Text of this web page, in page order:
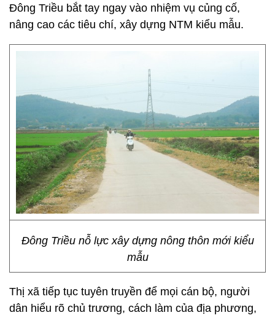
Đông Triều bắt tay ngay vào nhiệm vụ củng cố,
nâng cao các tiêu chí, xây dựng NTM kiểu mẫu.
Đông Triều nỗ lực xây dựng nông thôn mới kiểu
mẫu
Thị xã tiếp tục tuyên truyền để mọi cán bộ, người
dân hiểu rõ chủ trương, cách làm của địa phương,